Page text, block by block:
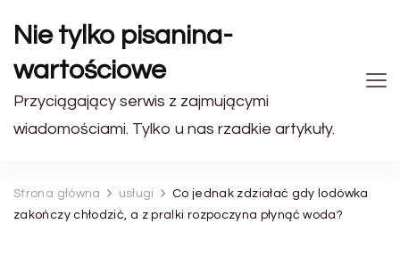
Nie tylko pisanina-
wartościowe
Przyciągający serwis z zajmującymi
wiadomościami. Tylko u nas rzadkie artykuły.
Strona główna usługi
Co jednak zdziałać gdy lodówka
zakończy chłodzić, a z pralki rozpoczyna płynąć woda?